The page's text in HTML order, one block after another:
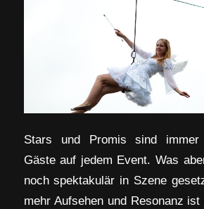
Stars und Promis sind immer
Gäste auf jedem Event. Was
noch spektakulär in Szene
mehr Aufsehen und Resonanz